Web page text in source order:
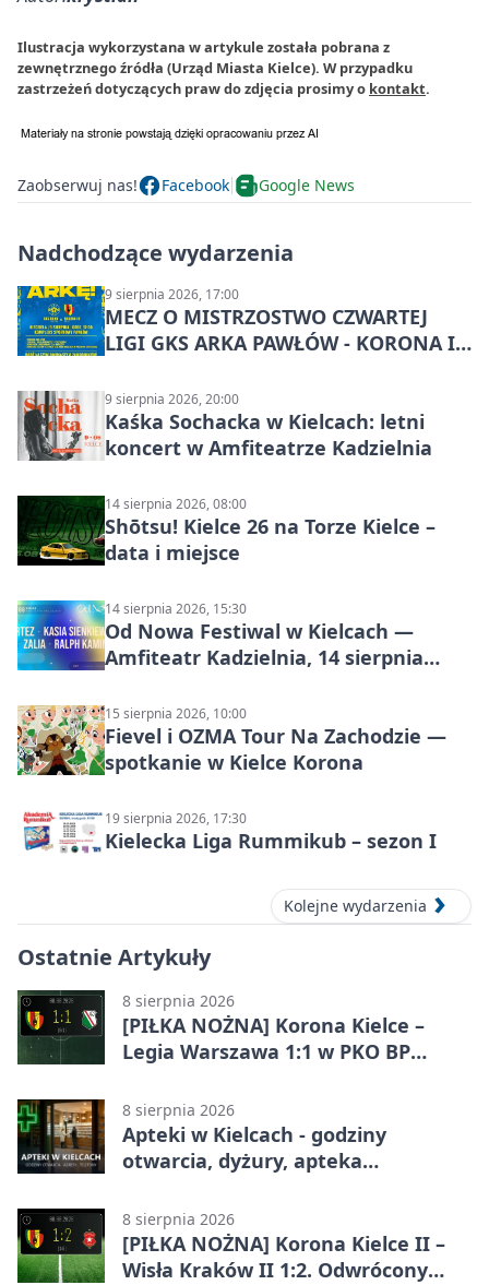
Ilustracja wykorzystana w artykule została pobrana z
zewnętrznego źródła (Urząd Miasta Kielce). W przypadku
zastrzeżeń dotyczących praw do zdjęcia prosimy o kontakt.
Zaobserwuj nas! Facebook Google News
Nadchodzące wydarzenia
9 sierpnia 2026, 17:00
MECZ O MISTRZOSTWO CZWARTEJ
LIGI GKS ARKA PAWŁÓW - KORONA III
9 sierpnia 2026, 20:00
Kaśka Sochacka w Kielcach: letni
koncert w Amfiteatrze Kadzielnia
14 sierpnia 2026, 08:00
Shōtsu! Kielce 26 na Torze Kielce –
data i miejsce
14 sierpnia 2026, 15:30
Od Nowa Festiwal w Kielcach —
Amfiteatr Kadzielnia, 14 sierpnia
15 sierpnia 2026, 10:00
Fievel i OZMA Tour Na Zachodzie —
spotkanie w Kielce Korona
19 sierpnia 2026, 17:30
Kielecka Liga Rummikub – sezon I
Kolejne wydarzenia
Ostatnie Artykuły
8 sierpnia 2026
[PIŁKA NOŻNA] Korona Kielce –
Legia Warszawa 1:1 w PKO BP
zatrzymali lidera
8 sierpnia 2026
Apteki w Kielcach - godziny
otwarcia, dyżury, apteka
8 sierpnia 2026
[PIŁKA NOŻNA] Korona Kielce II –
Wisła Kraków II 1:2. Odwrócony